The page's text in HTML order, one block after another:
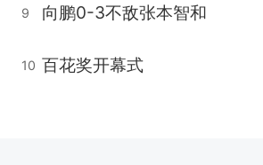
9 向鹏0-3不敌张本智和
10 百花奖开幕式